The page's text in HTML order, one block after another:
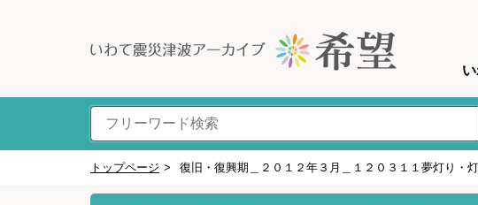
トップページ > 復旧・復興期＿２０１２年３月＿１２０３１１夢灯り・